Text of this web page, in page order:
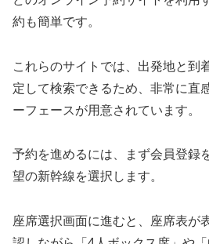
約も簡単です。
これらのサイトでは、出発地と到
定して検索できるため、非常に直
ーフェースが用意されています。
予約を進めるには、まず会員登録
望の新幹線を選択します。
座席選択画面に進むと、座席表が